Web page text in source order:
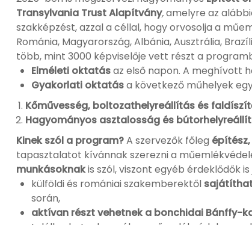
Transylvania Trust Alapítvány,amelyre az
szakképzést, azzal a céllal, hogy orvosolja a
Románia, Magyarország, Albánia, Ausztrália,
több, mint 3000 képviselője vett részt a
Elméleti oktatásaz első napon. A meghívott
Gyakorlati oktatása következő műhelyek
Kőművesség, boltozathelyreállítás és
Hagyományos asztalosság és
Kinek szól a program?A szervezők főleg
tapasztalatot kívánnak szerezni a
munkásoknakis szól, viszont egyéb érdeklődők
külföldi és romániai szakemberektől
során,
aktívan részt vehetnek a bonchidai Bánffy-